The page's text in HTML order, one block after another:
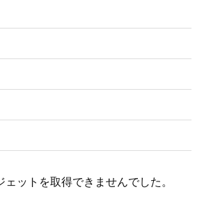
ットを取得できませんでした。